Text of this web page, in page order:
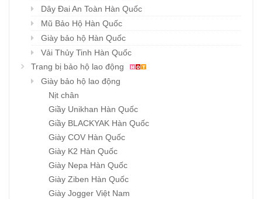
Dây Đai An Toàn Hàn Quốc
Mũ Bảo Hộ Hàn Quốc
Giày bảo hộ Hàn Quốc
Vải Thủy Tinh Hàn Quốc
Trang bị bảo hộ lao động
Giày bảo hộ lao động
Nịt chân
Giầy Unikhan Hàn Quốc
Giầy BLACKYAK Hàn Quốc
Giày COV Hàn Quốc
Giày K2 Hàn Quốc
Giày Nepa Hàn Quốc
Giày Ziben Hàn Quốc
Giày Jogger Việt Nam